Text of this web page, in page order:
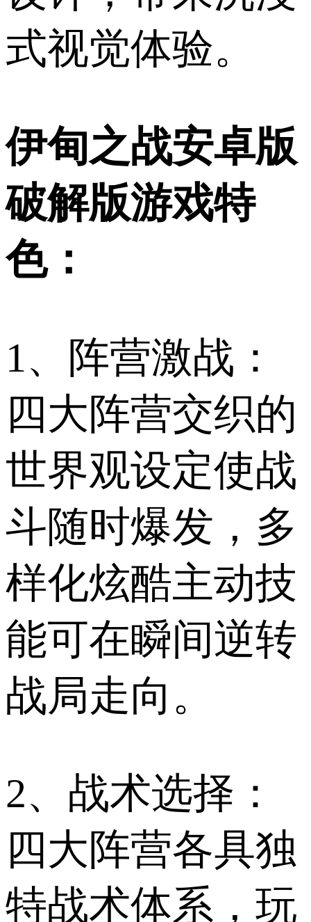
式视觉体验。
伊甸之战安卓版
破解版游戏特
色：
1、阵营激战：
四大阵营交织的
世界观设定使战
斗随时爆发，多
样化炫酷主动技
能可在瞬间逆转
战局走向。
2、战术选择：
四大阵营各具独
特战术体系，玩